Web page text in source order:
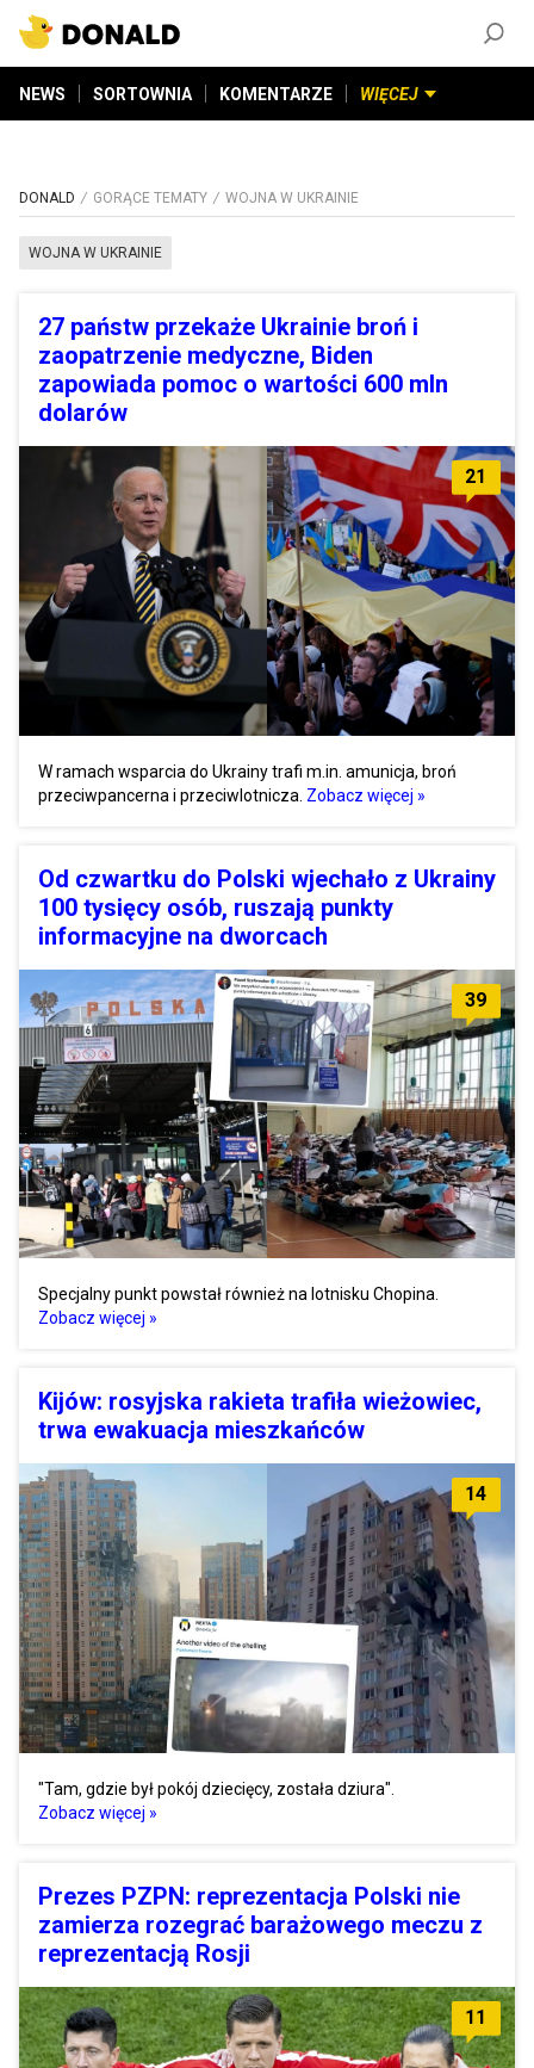
NEWS SORTOWNIA KOMENTARZE WIĘCEJ
DONALD GORĄCE TEMATY WOJNA W UKRAINIE
WOJNA W UKRAINIE
27 państw przekaże Ukrainie broń i
zaopatrzenie medyczne, Biden
zapowiada pomoc o wartości 600 mln
dolarów
21
W ramach wsparcia do Ukrainy trafi m.in. amunicja, broń
przeciwpancerna i przeciwlotnicza. Zobacz więcej »
Od czwartku do Polski wjechało z Ukrainy
100 tysięcy osób, ruszają punkty
informacyjne na dworcach
39
Specjalny punkt powstał również na lotnisku Chopina.
Zobacz więcej »
Kijów: rosyjska rakieta trafiła wieżowiec,
trwa ewakuacja mieszkańców
14
"Tam, gdzie był pokój dziecięcy, została dziura".
Zobacz więcej »
Prezes PZPN: reprezentacja Polski nie
zamierza rozegrać barażowego meczu z
reprezentacją Rosji
11